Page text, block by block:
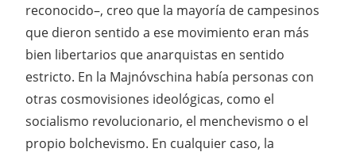
reconocido–, creo que la mayoría de campesinos
que dieron sentido a ese movimiento eran más
bien libertarios que anarquistas en sentido
estricto. En la Majnóvschina había personas con
otras cosmovisiones ideológicas, como el
socialismo revolucionario, el menchevismo o el
propio bolchevismo. En cualquier caso, la